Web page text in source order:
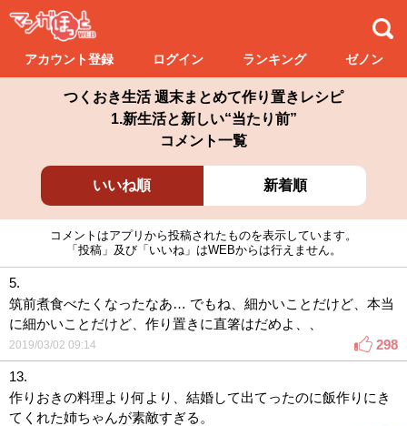
アカウント登録 ログイン ランキング ゼノン
つくおき生活 週末まとめて作り置きレシピ
1.新生活と新しい“当たり前”
コメント一覧
いいね順 新着順
コメントはアプリから投稿されたものを表示しています。
「投稿」及び「いいね」はWEBからは行えません。
5.
筑前煮食べたくなったなあ… でもね、細かいことだけど、本当
に細かいことだけど、作り置きに直箸はだめよ、、
2019/03/02 09:14 298
13.
作りおきの料理より何より、結婚して出てったのに飯作りにき
てくれた姉ちゃんが素敵すぎる。